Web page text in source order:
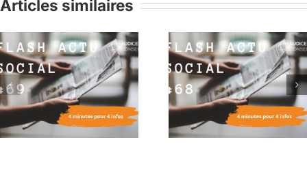
Articles similaires
Flash Actu Social #68 :
4 minutes pour 4 infos
Flash Actu Social
4 minutes pour 4